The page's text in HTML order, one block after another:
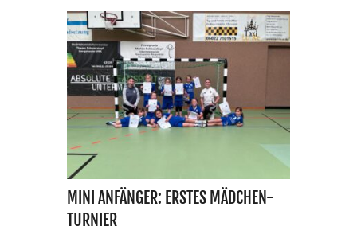
MINI ANFÄNGER: ERSTES MÄDCHEN-
TURNIER